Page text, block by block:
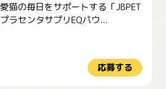
愛猫の毎日をサポートする「JBPET
プラセンタサプリEQパウ...
応募する